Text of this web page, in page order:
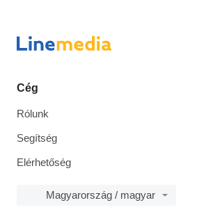
Cég
Rólunk
Segítség
Elérhetőség
Magyarország / magyar